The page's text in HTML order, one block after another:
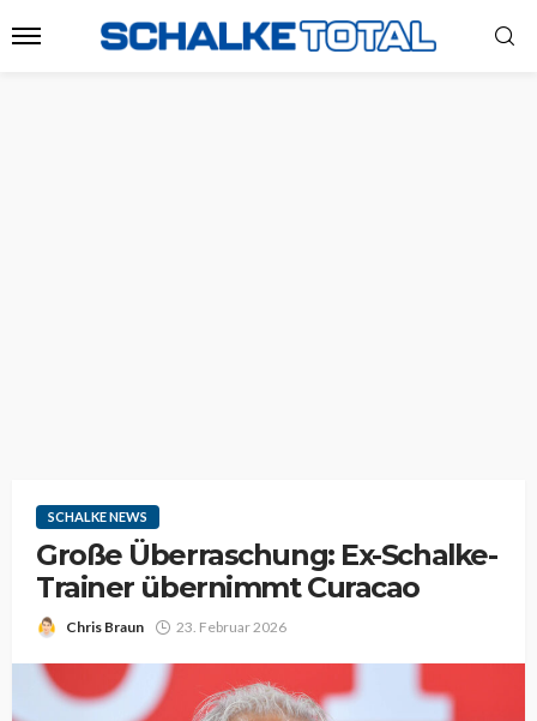
SCHALKE NEWS
Große Überraschung: Ex-Schalke-
Trainer übernimmt Curacao
Chris Braun 23. Februar 2026